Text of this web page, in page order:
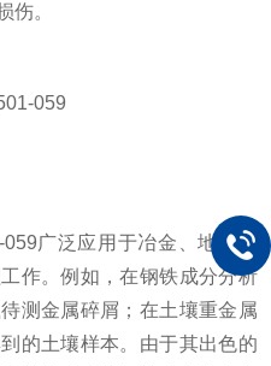
伤。
广泛应用于冶金、地质、
作。例如，在钢铁成分分析
测金属碎屑；在土壤重金属
的土壤样本。由于其出色的